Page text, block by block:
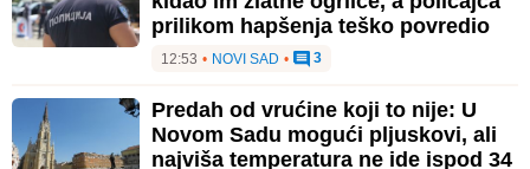
prilikom hapšenja teško povredio
12:53 • NOVI SAD • 3
Predah od vrućine koji to nije: U
Novom Sadu mogući pljuskovi, ali
najviša temperatura ne ide ispod 34